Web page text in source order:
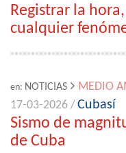
Registrar la
cualquier
en: NOTICIAS
MEDIO
17-03-2026 /Cubasí
Sismo de
de Cuba